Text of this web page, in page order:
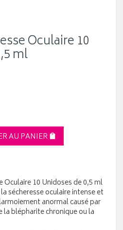
Oculaire 10
ml
AU PANIER
Oculaire 10 Unidoses de 0,5 ml
sécheresse oculaire intense et
anormal causé par
blépharite chronique ou la